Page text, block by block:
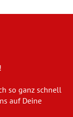
so ganz schnell
auf Deine